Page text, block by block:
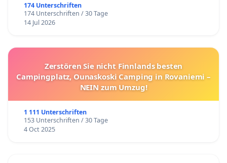
174 Unterschriften
174 Unterschriften / 30 Tage
14 Jul 2026
Zerstören Sie nicht Finnlands besten
Campingplatz, Ounaskoski Camping in Rovaniemi –
NEIN zum Umzug!
1 111 Unterschriften
153 Unterschriften / 30 Tage
4 Oct 2025